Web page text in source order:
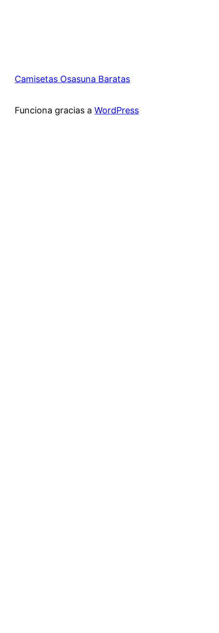
Camisetas Osasuna Baratas
Funciona gracias aWordPress